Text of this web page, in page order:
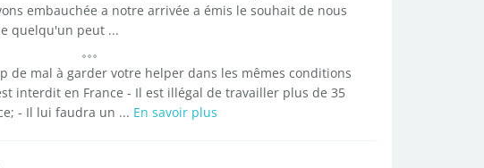
embauchée a notre arrivée a émis le souhait de nous
quelqu'un peut ...
de mal à garder votre helper dans les mêmes conditions
interdit en France - Il est illégal de travailler plus de 35
- Il lui faudra un ... En savoir plus